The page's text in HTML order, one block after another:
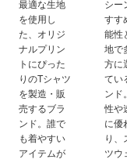
最適な生地
を使用し
た、オリジ
ナルプリン
トにぴった
りのTシャツ
を製造・販
売するブラ
ンド。誰で
も着やすい
アイテムが
シー
すす
能性
地で
方に
てい
ンド
性や
に優
り、
ツウ